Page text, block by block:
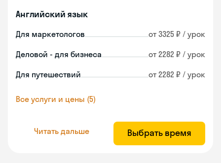
Английский язык
Для маркетологов от 3325 ₽ / урок
Деловой - для бизнеса от 2282 ₽ / урок
Для путешествий от 2282 ₽ / урок
Все услуги и цены (5)
Читать дальше Выбрать время